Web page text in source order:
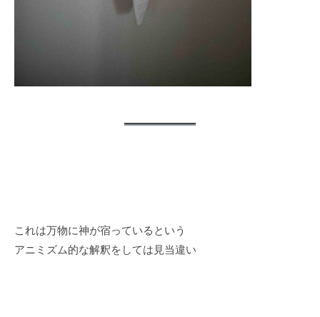
これは万物に神が宿っているという
アニミズム的な解釈をしては見当違い